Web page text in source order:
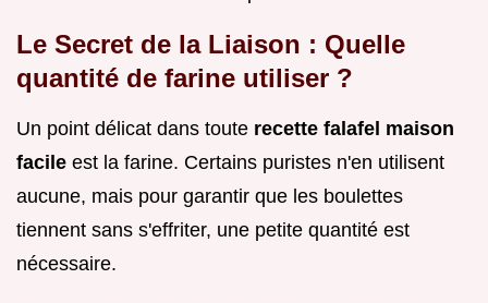
Le Secret de la Liaison : Quelle
quantité de farine utiliser ?
Un point délicat dans toute recette falafel maison
facile est la farine. Certains puristes n'en utilisent
aucune, mais pour garantir que les boulettes
tiennent sans s'effriter, une petite quantité est
nécessaire.